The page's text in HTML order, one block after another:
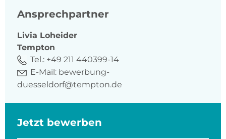
Ansprechpartner
Livia Loheider
Tempton
Tel.: +49 211 440399-14
E-Mail: bewerbung-
duesseldorf@tempton.de
Jetzt bewerben